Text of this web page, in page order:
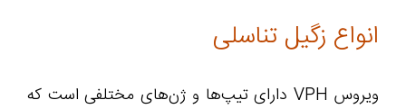
انواع زگیل تناسلی
ویروس VPH دارای تیپ‌ها و ژن‌های مختلفی است که